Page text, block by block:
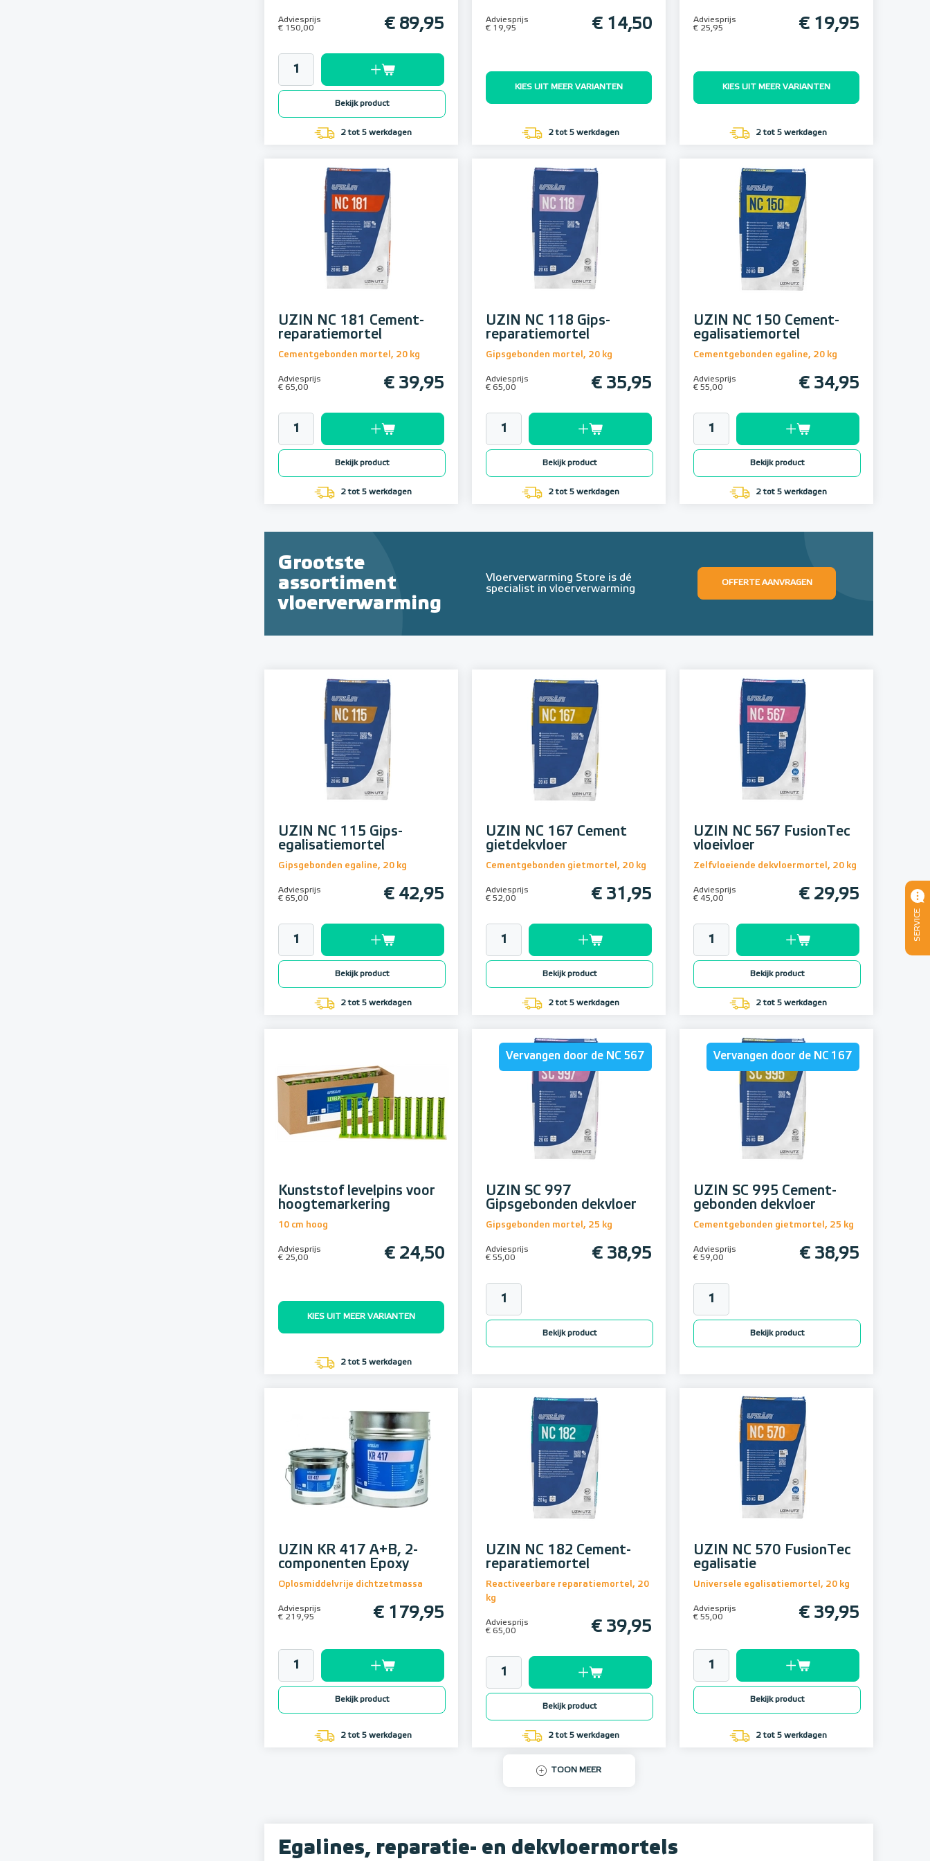
Adviesprijs
€ 150,00
€ 89,95
Bekijk product
2 tot 5 werkdagen
Adviesprijs
€ 19,95
€ 14,50
KIES UIT MEER VARIANTEN
2 tot 5 werkdagen
Adviesprijs
€ 25,95
€ 19,95
KIES UIT MEER VARIANTEN
2 tot 5 werkdagen
UZIN NC 181 Cement-
reparatiemortel
Cementgebonden mortel, 20 kg
Adviesprijs
€ 65,00
€ 39,95
Bekijk product
2 tot 5 werkdagen
UZIN NC 118 Gips-
reparatiemortel
Gipsgebonden mortel, 20 kg
Adviesprijs
€ 65,00
€ 35,95
Bekijk product
2 tot 5 werkdagen
UZIN NC 150 Cement-
egalisatiemortel
Cementgebonden egaline, 20 kg
Adviesprijs
€ 55,00
€ 34,95
Bekijk product
2 tot 5 werkdagen
Grootste
assortiment
vloerverwarming
Vloerverwarming Store is dé
specialist in vloerverwarming
OFFERTE AANVRAGEN
UZIN NC 115 Gips-
egalisatiemortel
Gipsgebonden egaline, 20 kg
Adviesprijs
€ 65,00
€ 42,95
Bekijk product
2 tot 5 werkdagen
UZIN NC 167 Cement
gietdekvloer
Cementgebonden gietmortel, 20 kg
Adviesprijs
€ 52,00
€ 31,95
Bekijk product
2 tot 5 werkdagen
UZIN NC 567 FusionTec
vloeivloer
Zelfvloeiende dekvloermortel, 20 kg
Adviesprijs
€ 45,00
€ 29,95
Bekijk product
2 tot 5 werkdagen
Kunststof levelpins voor
hoogtemarkering
10 cm hoog
Adviesprijs
€ 25,00
€ 24,50
KIES UIT MEER VARIANTEN
2 tot 5 werkdagen
Vervangen door de NC 567
UZIN SC 997
Gipsgebonden dekvloer
Gipsgebonden mortel, 25 kg
Adviesprijs
€ 55,00
€ 38,95
Bekijk product
Vervangen door de NC 167
UZIN SC 995 Cement-
gebonden dekvloer
Cementgebonden gietmortel, 25 kg
Adviesprijs
€ 59,00
€ 38,95
Bekijk product
UZIN KR 417 A+B, 2-
componenten Epoxy
Oplosmiddelvrije dichtzetmassa
Adviesprijs
€ 219,95
€ 179,95
Bekijk product
2 tot 5 werkdagen
UZIN NC 182 Cement-
reparatiemortel
Reactiveerbare reparatiemortel, 20
kg
Adviesprijs
€ 65,00
€ 39,95
Bekijk product
2 tot 5 werkdagen
UZIN NC 570 FusionTec
egalisatie
Universele egalisatiemortel, 20 kg
Adviesprijs
€ 55,00
€ 39,95
Bekijk product
2 tot 5 werkdagen
TOON MEER
Egalines, reparatie- en dekvloermortels
SERVICE